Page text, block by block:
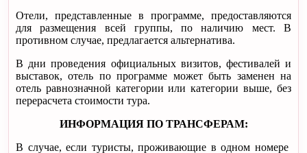
Отели, представленные в программе, предоставляются
для размещения всей группы, по наличию мест. В
противном случае, предлагается альтернатива.
В дни проведения официальных визитов, фестивалей и
выставок, отель по программе может быть заменен на
отель равнозначной категории или категории выше, без
перерасчета стоимости тура.
ИНФОРМАЦИЯ ПО ТРАНСФЕРАМ:
В случае, если туристы, проживающие в одном номере